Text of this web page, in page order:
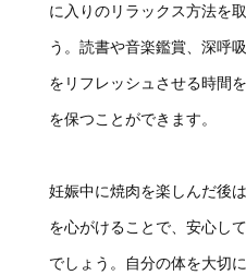
に入りのリラックス方法を
う。読書や音楽鑑賞、深呼
をリフレッシュさせる時間
を保つことができます。
妊娠中に焼肉を楽しんだ後
を心がけることで、安心し
でしょう。自分の体を大切